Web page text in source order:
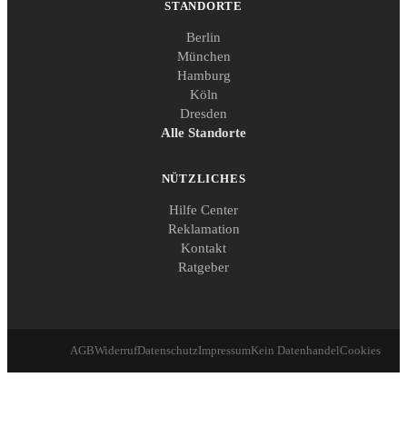
STANDORTE
Berlin
München
Hamburg
Köln
Dresden
Alle Standorte
NÜTZLICHES
Hilfe Center
Reklamation
Kontakt
Ratgeber
AGBWiderrufDatenschutzImpressumKein DatenhandelCookies